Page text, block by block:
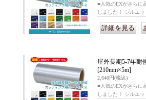
■人気のEXがさらに
しました！ シルエ
屋外長期5-7年
[210mm×5m]
2,640円(税込)
■人気のEXがさらに
しました！ シルエ